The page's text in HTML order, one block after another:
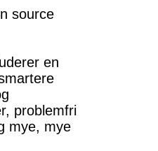
source
en
problemfri
mye, mye